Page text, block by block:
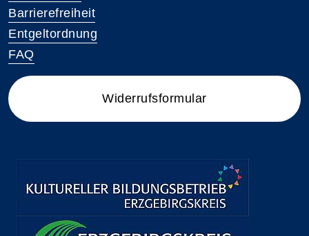
Barrierefreiheit
Entgeltordnung
FAQ
Widerrufsformular